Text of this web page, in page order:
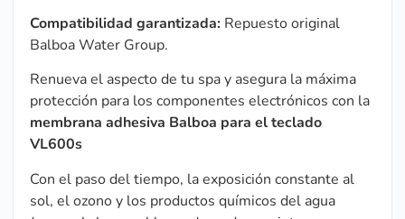
Compatibilidad garantizada: Repuesto original
Balboa Water Group.
Renueva el aspecto de tu spa y asegura la máxima
protección para los componentes electrónicos con la
membrana adhesiva Balboa para el teclado
VL600s
Con el paso del tiempo, la exposición constante al
sol, el ozono y los productos químicos del agua